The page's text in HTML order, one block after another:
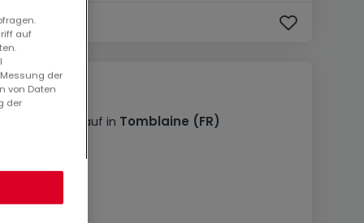
zum Kauf in Tomblaine (FR)
€
auf
der
von Daten
der